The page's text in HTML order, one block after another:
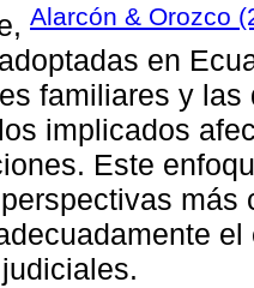
Alarcón & Orozco
en
familiares y
implicados
Este